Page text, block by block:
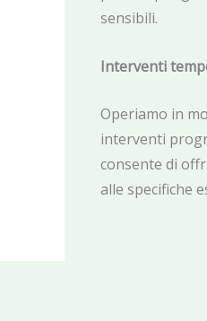
sensibili.
Interventi
Operiamo in
interventi
consente di
alle specifiche